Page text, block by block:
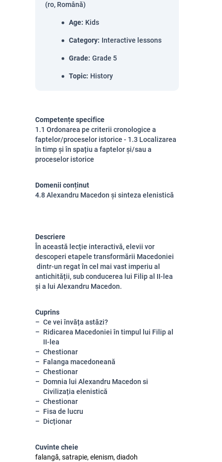
(ro, Română)
Age: Kids
Category: Interactive lessons
Grade: Grade 5
Topic: History
Competențe specifice
1.1 Ordonarea pe criterii cronologice a
faptelor/proceselor istorice - 1.3 Localizarea
în timp și în spațiu a faptelor și/sau a
proceselor istorice
Domenii conținut
4.8 Alexandru Macedon și sinteza elenistică
Descriere
În această lecție interactivă, elevii vor
descoperi etapele transformării Macedoniei
dintr-un regat în cel mai vast imperiu al
antichității, sub conducerea lui Filip al II-lea
și a lui Alexandru Macedon.
Cuprins
Ce vei învăța astăzi?
Ridicarea Macedoniei în timpul lui Filip al
II-lea
Chestionar
Falanga macedoneană
Chestionar
Domnia lui Alexandru Macedon si
Civilizația elenistică
Chestionar
Fisa de lucru
Dicționar
Cuvinte cheie
falangă, satrapie, elenism, diadoh